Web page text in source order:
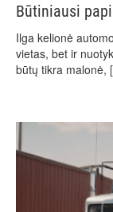
Būtiniausi
Ilga kelionė
vietas, bet ir
būtų tikra malonė,